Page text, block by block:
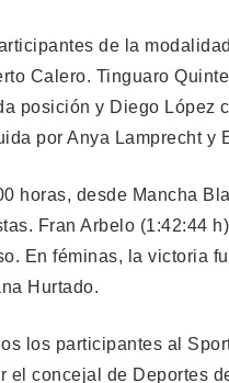
de la
Calero. Tinguaro
posición y Diego López
por Anya Lamprecht y
horas, desde Mancha
Fran Arbelo (1:42:44
En féminas, la victoria
Hurtado.
los participantes al
el concejal de Deportes